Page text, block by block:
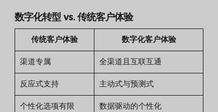
数字化转型 vs. 传统客户体验
传统客户体验 数字化客户体验
渠道专属 全渠道且互联互通
反应式支持 主动式与预测式
个性化选项有限 数据驱动的个性化